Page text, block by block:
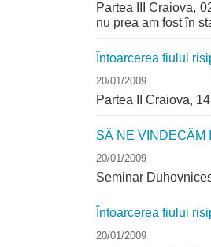
Partea III Craiova,
nu prea am fost în
Întoarcerea fiului
20/01/2009
Partea II Craiova,
SĂ NE VINDECĂM
20/01/2009
Seminar
Întoarcerea fiului
20/01/2009